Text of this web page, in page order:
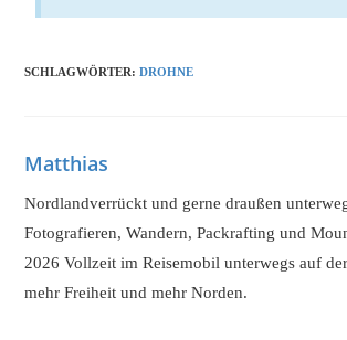
SCHLAGWÖRTER:DROHNE
Matthias
Nordlandverrückt und gerne draußen
Fotografieren, Wandern, Packrafting und
2026 Vollzeit im Reisemobil unterwegs auf
mehr Freiheit und mehr Norden.